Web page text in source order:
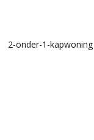
2-onder-1-kapwoning